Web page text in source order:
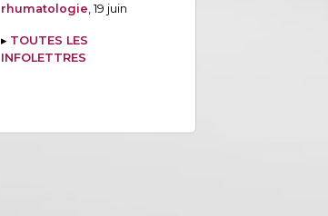
rhumatologie , 19 juin
▸ TOUTES LES
INFOLETTRES